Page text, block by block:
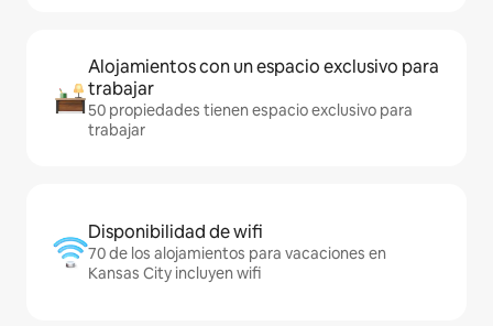
Alojamientos con un espacio exclusivo para
trabajar
50 propiedades tienen espacio exclusivo para
trabajar
Disponibilidad de wifi
70 de los alojamientos para vacaciones en
Kansas City incluyen wifi